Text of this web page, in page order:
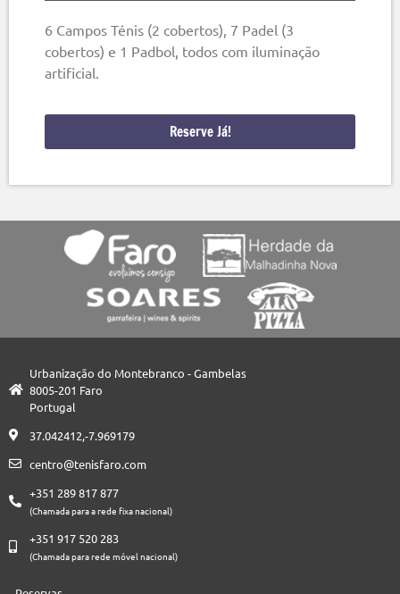
6 Campos Ténis (2 cobertos), 7 Padel (3
cobertos) e 1 Padbol, todos com iluminação
artificial.
Reserve Já!
Urbanização do Montebranco - Gambelas
8005-201 Faro
Portugal
37.042412,-7.969179
centro@tenisfaro.com
+351 289 817 877
(Chamada para a rede fixa nacional)
+351 917 520 283
(Chamada para rede móvel nacional)